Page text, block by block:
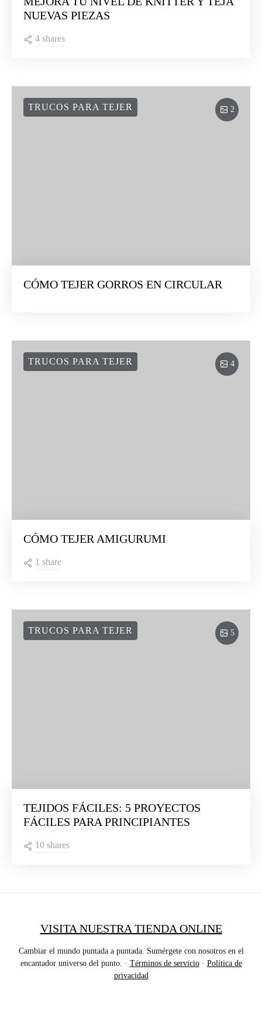
NUEVAS PIEZAS
4 shares
2
TRUCOS PARA TEJER
CÓMO TEJER GORROS EN CIRCULAR
4
TRUCOS PARA TEJER
CÓMO TEJER AMIGURUMI
1 share
5
TRUCOS PARA TEJER
TEJIDOS FÁCILES: 5 PROYECTOS
FÁCILES PARA PRINCIPIANTES
10 shares
VISITA NUESTRA TIENDA ONLINE
Cambiar el mundo puntada a puntada. Sumérgete con nosotros en el
encantador universo del punto. · Términos de servicio· Política de
privacidad